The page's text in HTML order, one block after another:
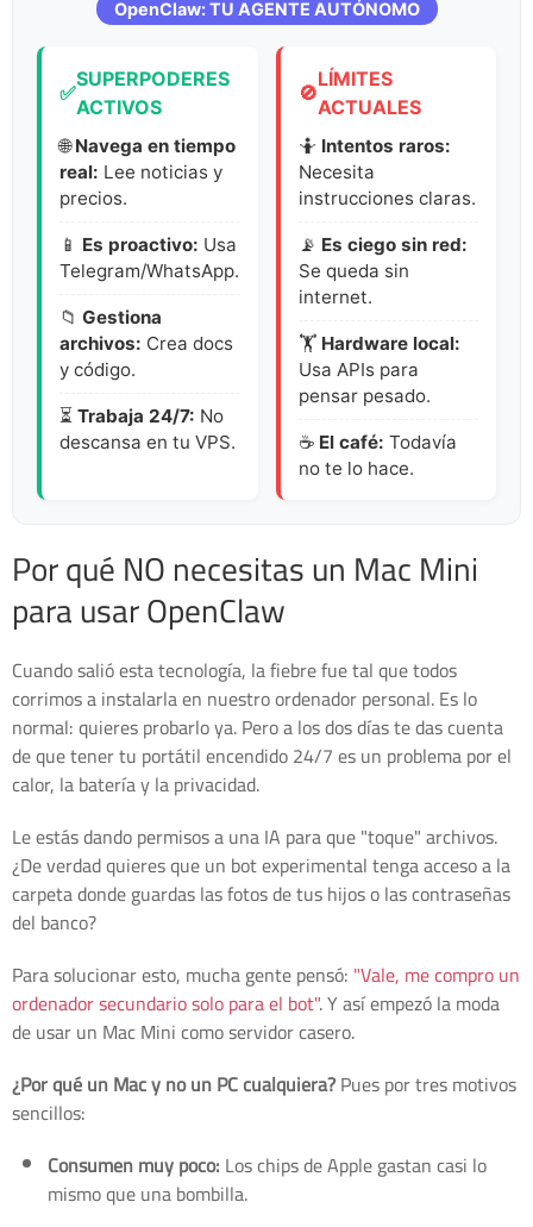
OpenClaw: TU AGENTE AUTÓNOMO
✅
SUPERPODERES
ACTIVOS
🌐Navega en tiempo
real: Lee noticias y
precios.
📱 Es proactivo: Usa
Telegram/WhatsApp.
📁 Gestiona
archivos: Crea docs
y código.
⏳ Trabaja 24/7: No
descansa en tu VPS.
🚫
LÍMITES
ACTUALES
🤷 Intentos raros:
Necesita
instrucciones claras.
📡 Es ciego sin red:
Se queda sin
internet.
🏋️ Hardware local:
Usa APIs para
pensar pesado.
☕ El café: Todavía
no te lo hace.
Por qué NO necesitas un Mac Mini
para usar OpenClaw
Cuando salió esta tecnología, la fiebre fue tal que todos
corrimos a instalarla en nuestro ordenador personal. Es lo
normal: quieres probarlo ya. Pero a los dos días te das cuenta
de que tener tu portátil encendido 24/7 es un problema por el
calor, la batería y la privacidad.
Le estás dando permisos a una IA para que "toque" archivos.
¿De verdad quieres que un bot experimental tenga acceso a la
carpeta donde guardas las fotos de tus hijos o las contraseñas
del banco?
Para solucionar esto, mucha gente pensó: "Vale, me compro un
ordenador secundario solo para el bot". Y así empezó la moda
de usar un Mac Mini como servidor casero.
¿Por qué un Mac y no un PC cualquiera?Pues por tres motivos
sencillos:
Consumen muy poco: Los chips de Apple gastan casi lo
mismo que una bombilla.